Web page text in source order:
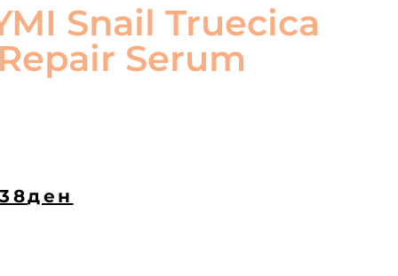
Snail Truecica
Serum
ден